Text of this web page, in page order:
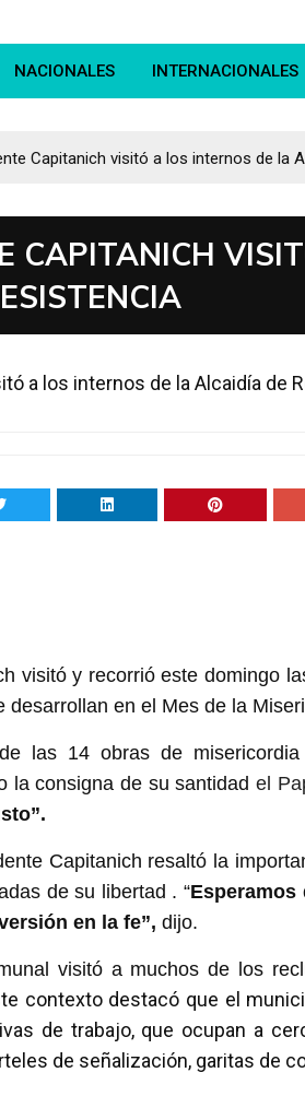
NACIONALES INTERNACIONALES
Capitanich visitó a los internos de la
CAPITANICH
visitó y recorrió este domingo
desarrollan en el Mes de la
las 14 obras de
la consigna de su santidad el
Capitanich resaltó la
de su libertad . “Esperamos
en la fe”, dijo.
visitó a muchos de los
contexto destacó que el
de trabajo, que ocupan a
de señalización, garitas de